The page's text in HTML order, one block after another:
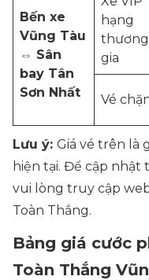
Bến xe
Vũng Tàu
⇔ Sân
bay Tân
Sơn Nhất
hạng
thương
gia
Vé
Lưu ý: Giá vé trên là
hiện tại. Để cập nhật
vui lòng truy cập
Toàn Thắng.
Bảng giá cước
Toàn Thắng